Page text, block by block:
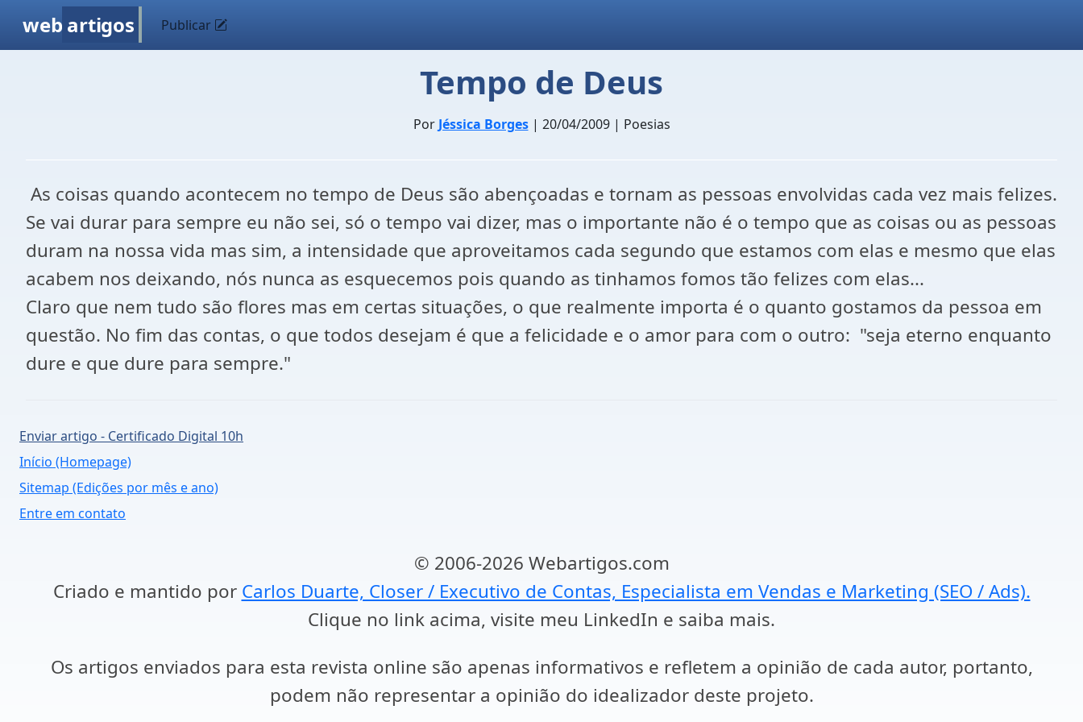
web artigos Publicar
Tempo de Deus
Por Jéssica Borges| 20/04/2009 | Poesias
As coisas quando acontecem no tempo de Deus são abençoadas e tornam as pessoas envolvidas cada vez mais felizes.
Se vai durar para sempre eu não sei, só o tempo vai dizer, mas o importante não é o tempo que as coisas ou as pessoas
duram na nossa vida mas sim, a intensidade que aproveitamos cada segundo que estamos com elas e mesmo que elas
acabem nos deixando, nós nunca as esquecemos pois quando as tinhamos fomos tão felizes com elas...
Claro que nem tudo são flores mas em certas situações, o que realmente importa é o quanto gostamos da pessoa em
questão. No fim das contas, o que todos desejam é que a felicidade e o amor para com o outro: "seja eterno enquanto
dure e que dure para sempre."
Enviar artigo - Certificado Digital 10h
Início (Homepage)
Sitemap (Edições por mês e ano)
Entre em contato
© 2006-2026 Webartigos.com
Criado e mantido por Carlos Duarte, Closer / Executivo de Contas, Especialista em Vendas e Marketing (SEO / Ads).
Clique no link acima, visite meu LinkedIn e saiba mais.
Os artigos enviados para esta revista online são apenas informativos e refletem a opinião de cada autor, portanto,
podem não representar a opinião do idealizador deste projeto.